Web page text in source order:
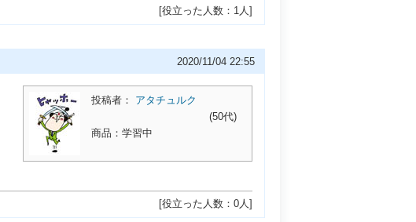
[役立った人数：1人]
2020/11/04 22:55
投稿者： アタチュルク
(50代)
商品：学習中
[役立った人数：0人]